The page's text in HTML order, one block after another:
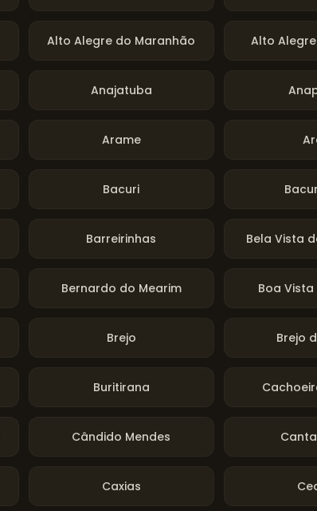
Alto Alegre do Maranhão Alto
Anajatuba
Arame
Bacuri
Barreirinhas Bela Vista
Bernardo do Mearim Boa
Brejo Brejo
Buritirana
Cândido Mendes
Caxias